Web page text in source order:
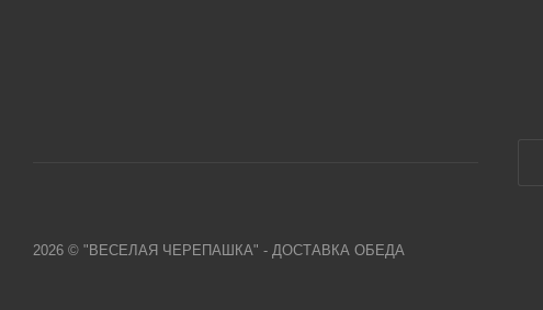
2026 © "ВЕСЕЛАЯ ЧЕРЕПАШКА" - ДОСТАВКА ОБЕДА